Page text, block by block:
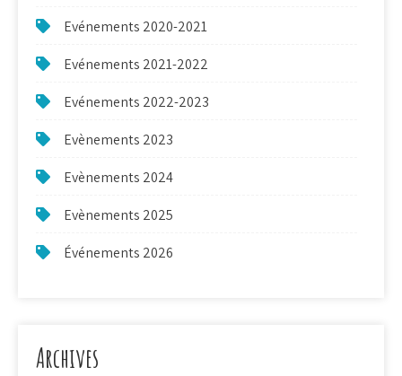
Evénements 2020-2021
Evénements 2021-2022
Evénements 2022-2023
Evènements 2023
Evènements 2024
Evènements 2025
Événements 2026
Archives